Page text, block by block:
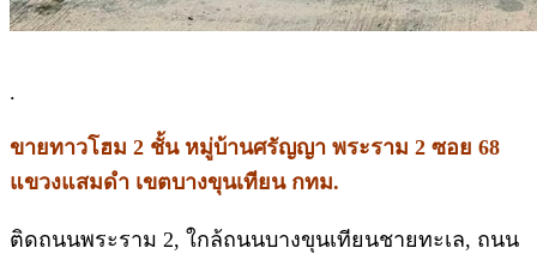
.
ขายทาวโฮม 2 ชั้น หมู่บ้านศรัญญา พระราม 2 ซอย 68
แขวงแสมดำ เขตบางขุนเทียน กทม.
ติดถนนพระราม 2, ใกล้ถนนบางขุนเทียนชายทะเล, ถนน